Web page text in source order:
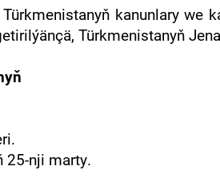
Türkmenistanyň kanunlary we
Türkmenistanyň
25-nji marty.